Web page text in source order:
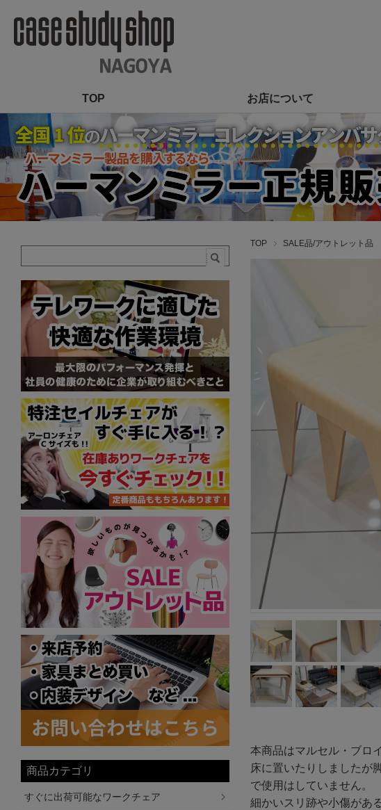
TOP お店について
TOP SALE品/アウトレット品
本商品はマルセル・ブロ
床に置いたりしましたが
で使用はしていません。
細かいスリ跡や小傷があ
商品カテゴリ
すぐに出荷可能なワークチェア